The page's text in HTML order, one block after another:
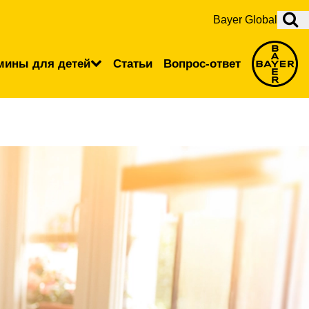
Bayer Global
для детей Статьи Вопрос-ответ